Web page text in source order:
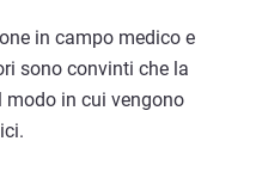
in campo medico e
sono convinti che la
modo in cui vengono